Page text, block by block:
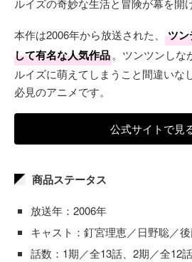
ルイズの奇妙な生活と冒険が幕を開
本作は2006年から放送された、
ツ
して有名な人気作品。ツンツンしな
ルイズに萌えてしまうこと間違いな
必見のアニメです。
公式サイトで見
商品ステータス
放送年：2006年
キャスト：釘宮理恵／日野聡／
話数：1期／全13話、2期／全12